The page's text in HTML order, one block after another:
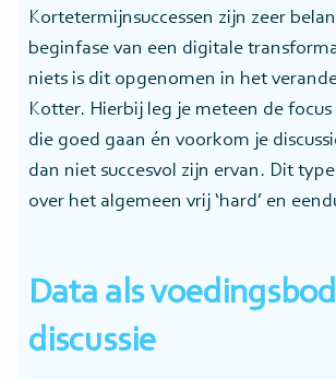
Kortetermijnsuccessen zijn zeer
beginfase van een digitale
niets is dit opgenomen in het
Kotter. Hierbij leg je meteen de
die goed gaan én voorkom je
dan niet succesvol zijn ervan. Dit
over het algemeen vrij ‘hard’ en
Data als
discussie